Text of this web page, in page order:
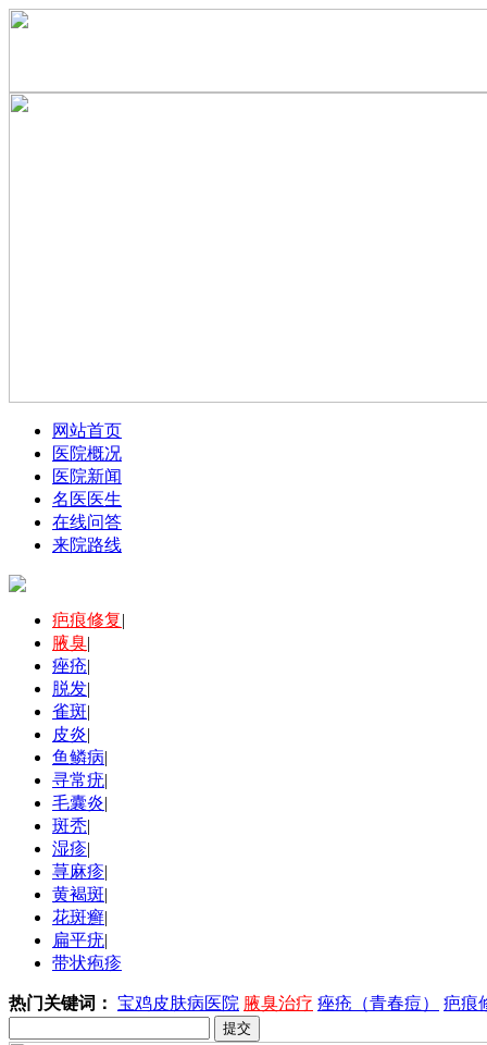
网站首页
医院概况
医院新闻
名医医生
在线问答
来院路线
疤痕修复|
腋臭|
痤疮|
脱发|
雀斑|
皮炎|
鱼鳞病|
寻常疣|
毛囊炎|
斑秃|
湿疹|
荨麻疹|
黄褐斑|
花斑癣|
扁平疣|
带状疱疹
热门关键词： 宝鸡皮肤病医院 腋臭治疗 痤疮（青春痘） 疤痕